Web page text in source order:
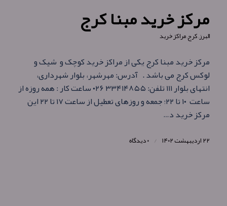
مرکز خرید مبنا کرج
البرز,کرج,مراکز خرید
مرکز خرید مبنا کرج یکی از مراکز خرید کوچک و شیک و
لوکس کرج می باشد . آدرس: مهرشهر، بلوار شهرداری،
انتهای بلوار ۱۱۱ تلفن: ۳۳۴۱۴۸۵۵ ۰۲۶ ساعت کار : همه‌ روزه از
ساعت ۱۰ تا ۲۲؛ جمعه و روزهای تعطیل از ساعت ۱۷ تا ۲۲ این
مرکز خرید د…
۲۲ اردیبهشت ۱۴۰۲ / ۰ دیدگاه